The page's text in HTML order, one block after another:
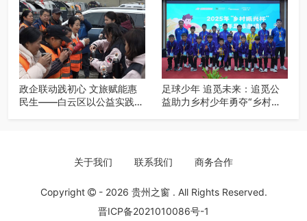
政企联动践初心 文旅赋能惠
民生——白云区以公益实践绘
足球少年 追觅未来：追觅公
益助力乡村少年勇夺“乡村振
关于我们 联系我们 商务合作
Copyright - 2026 贵州之窗 . All Rights Reserved.
晋ICP备2021010086号-1